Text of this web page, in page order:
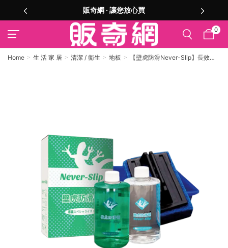
販奇網 ‧ 讓您放心買
0
Home 生 活 家 居 清潔 / 衛生 地板
【壁虎防滑Never-Slip】長效組